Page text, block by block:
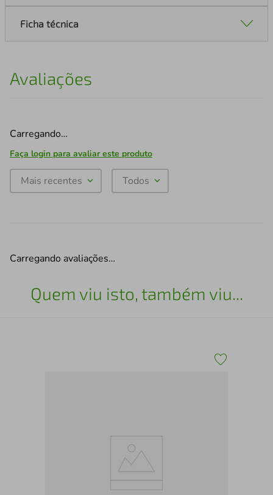
Ficha técnica
Avaliações
Carregando…
Faça login para avaliar este produto
Mais recentes Todos
Carregando avaliações…
Quem viu isto, também viu...